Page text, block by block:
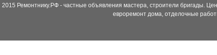
2015 Ремонтнику.РФ - частные объявления мастера, строители бригады.
евроремонт дома, отделочные